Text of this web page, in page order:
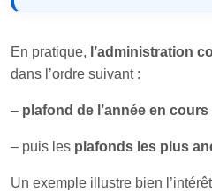
En pratique, l’administration
dans l’ordre suivant :
– plafond de l’année en cours
– puis les plafonds les plus
Un exemple illustre bien